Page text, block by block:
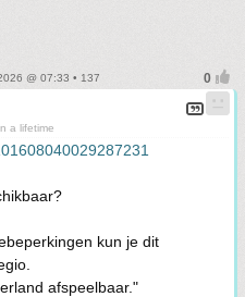
@ 07:33 • 137
a lifetime
kun je dit
afspeelbaar."